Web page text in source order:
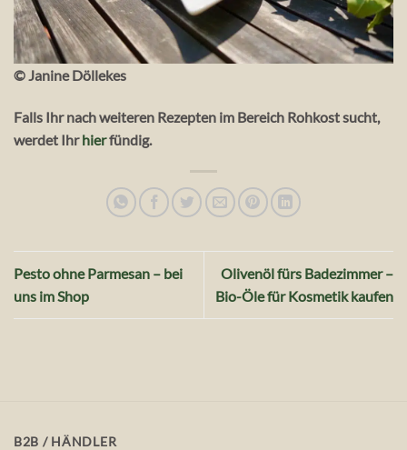
© Janine Döllekes
Falls Ihr nach weiteren Rezepten im Bereich Rohkost sucht,
werdet Ihrhierfündig.
Pesto ohne Parmesan – bei
uns im Shop
Olivenöl fürs Badezimmer –
Bio-Öle für Kosmetik kaufen
B2B / HÄNDLER